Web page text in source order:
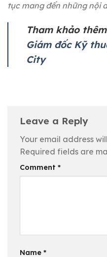
tục mang đến những nội
Tham khảo
Giám đốc Kỹ
City
Leave a Reply
Your email address
Required fields are
Comment *
Name *